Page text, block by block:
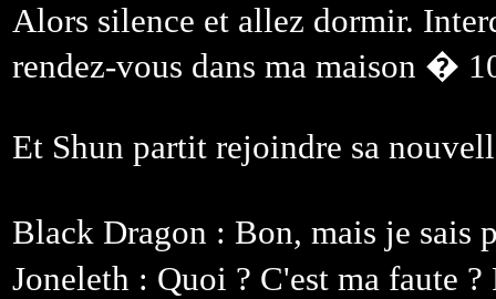
Alors silence et allez dormir.
rendez-vous dans ma maison �
Et Shun partit rejoindre sa
Black Dragon : Bon, mais je sais
Joneleth : Quoi ? C'est ma faute